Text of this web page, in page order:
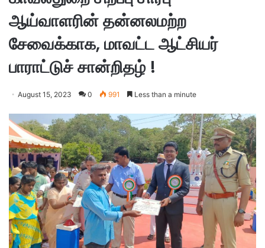
ஆய்வாளரின் தன்னலமற்ற
சேவைக்காக, மாவட்ட ஆட்சியர்
பாராட்டுச் சான்றிதழ் !
August 15, 2023 0 991 Less than a minute